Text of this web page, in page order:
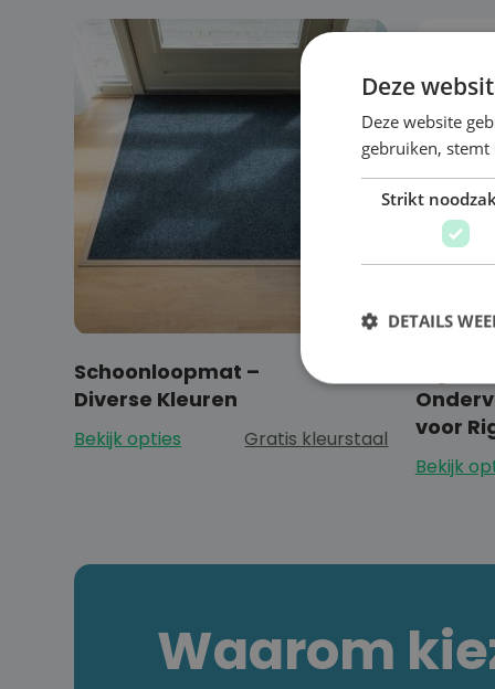
Schoonloopmat –
Diverse Kleuren
Bekijk opties Gratis kleurstaal
voor
Bekijk
Waarom
Deze
Deze website
gebruiken,
Strikt
DETAILS